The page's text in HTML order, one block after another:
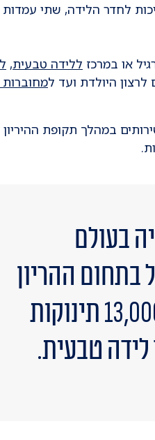
ניתוח הממוקמים בסמיכות לחדר הלידה, שתי עמדות
או במרכז ללידה טבעית,
היולדת ועד למחוברות
במהלך תקופת ההיריון
בעולם
בתחום ההריון
והלידה. מידי שנה נולדים ב"ליס כ- 13,000 תינוקות